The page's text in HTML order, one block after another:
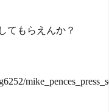
てもらえんか？